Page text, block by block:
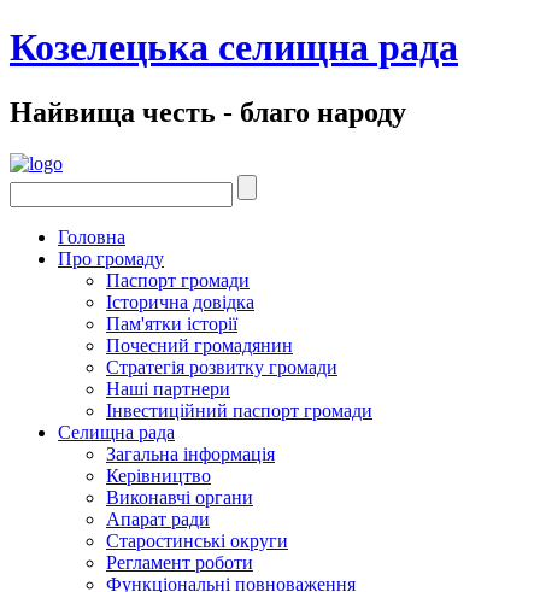
Козелецька селищна рада
Найвища честь - благо народу
Головна
Про громаду
Паспорт громади
Історична довідка
Пам'ятки історії
Почесний громадянин
Стратегія розвитку громади
Наші партнери
Інвестиційний паспорт громади
Селищна рада
Загальна інформація
Керівництво
Виконавчі органи
Апарат ради
Старостинські округи
Регламент роботи
Функціональні повноваження